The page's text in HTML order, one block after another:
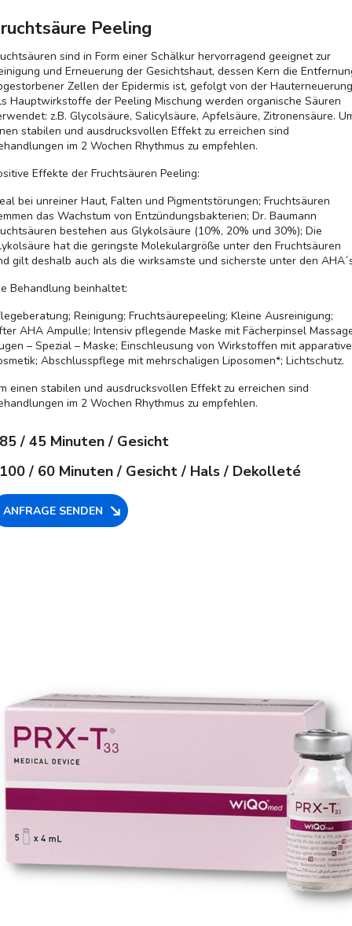
Peeling
sind in Form einer Schälkur hervorragend geeignet zur
und Erneuerung der Gesichtshaut, dessen Kern die
Zellen der Epidermis ist, gefolgt von der
Hauptwirkstoffe der Peeling Mischung werden organische Säuren
z.B. Glycolsäure, Salicylsäure, Apfelsäure, Zitronensäure.
stabilen und ausdrucksvollen Effekt zu erreichen sind
im 2 Wochen Rhythmus zu empfehlen.
Effekte der Fruchtsäuren Peeling:
bei unreiner Haut, Falten und Pigmentstörungen; Fruchtsäuren
das Wachstum von Entzündungsbakterien; Dr. Baumann
bestehen aus Glykolsäure (10%, 20% und 30%); Die
hat die geringste Molekulargröße unter den Fruchtsäuren
gilt deshalb auch als die wirksamste und sicherste unter den
Behandlung beinhaltet:
Reinigung; Fruchtsäurepeeling; Kleine Ausreinigung;
AHA Ampulle; Intensiv pflegende Maske mit Fächerpinsel
– Spezial – Maske; Einschleusung von Wirkstoffen mit
Abschlusspflege mit mehrschaligen Liposomen*; Lichtschutz.
einen stabilen und ausdrucksvollen Effekt zu erreichen sind
im 2 Wochen Rhythmus zu empfehlen.
/ 45 Minuten / Gesicht
/ 60 Minuten / Gesicht / Hals / Dekolleté
ANFRAGE SENDEN